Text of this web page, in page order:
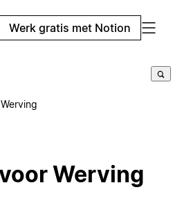
Werk gratis met Notion
Werving
Werving